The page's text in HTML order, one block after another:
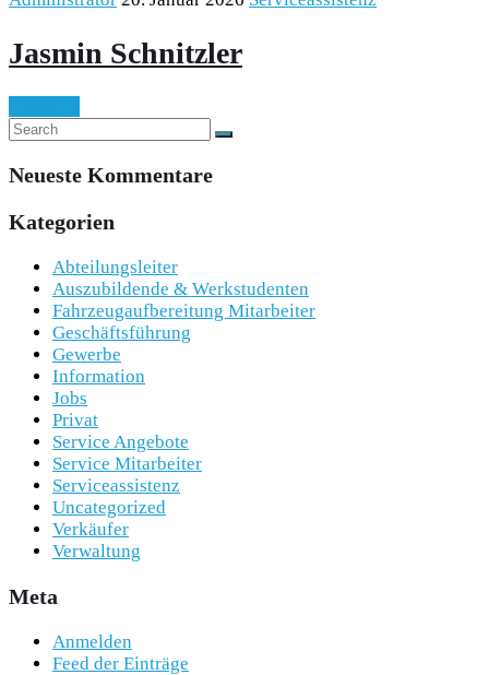
Jasmin Schnitzler
Neueste Kommentare
Kategorien
Abteilungsleiter
Auszubildende & Werkstudenten
Fahrzeugaufbereitung Mitarbeiter
Geschäftsführung
Gewerbe
Information
Jobs
Privat
Service Angebote
Service Mitarbeiter
Serviceassistenz
Uncategorized
Verkäufer
Verwaltung
Meta
Anmelden
Feed der Einträge